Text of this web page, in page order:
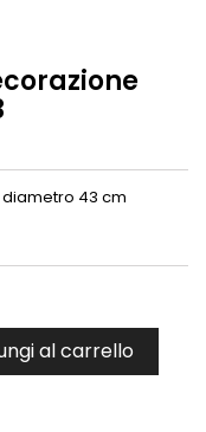
43 cm
al carrello